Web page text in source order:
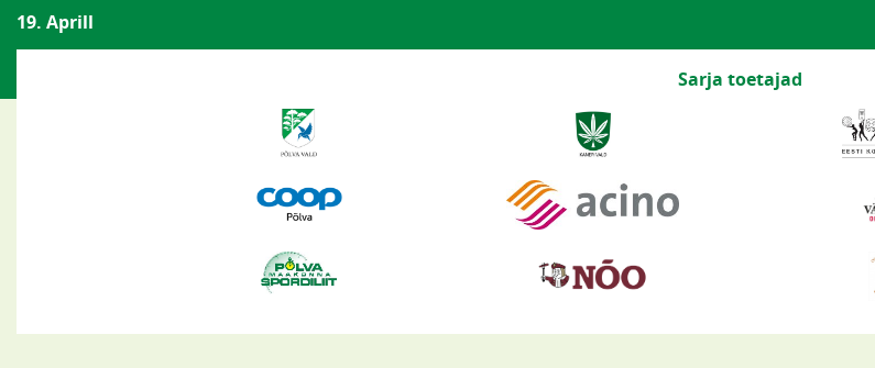
19. Aprill
Sarja toetajad